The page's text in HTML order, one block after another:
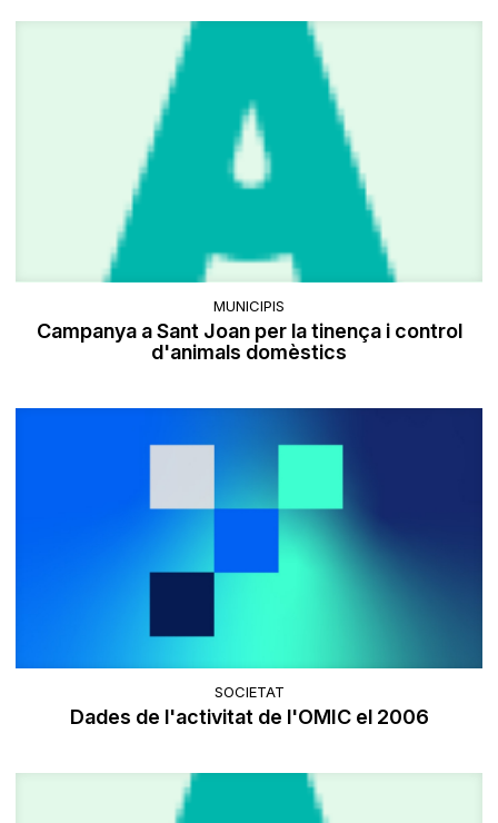
MUNICIPIS
Campanya a Sant Joan per la tinença i control
d'animals domèstics
SOCIETAT
Dades de l'activitat de l'OMIC el 2006